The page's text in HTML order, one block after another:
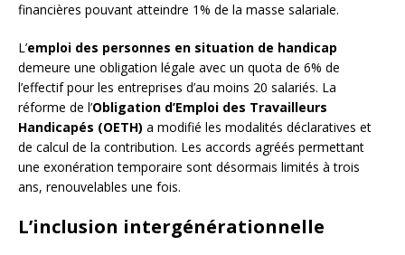
financières pouvant atteindre 1% de la masse salariale.
L’emploi des personnes en situation de handicap
demeure une obligation légale avec un quota de 6% de
l’effectif pour les entreprises d’au moins 20 salariés. La
réforme de l’Obligation d’Emploi des Travailleurs
Handicapés (OETH) a modifié les modalités déclaratives et
de calcul de la contribution. Les accords agréés permettant
une exonération temporaire sont désormais limités à trois
ans, renouvelables une fois.
L’inclusion intergénérationnelle